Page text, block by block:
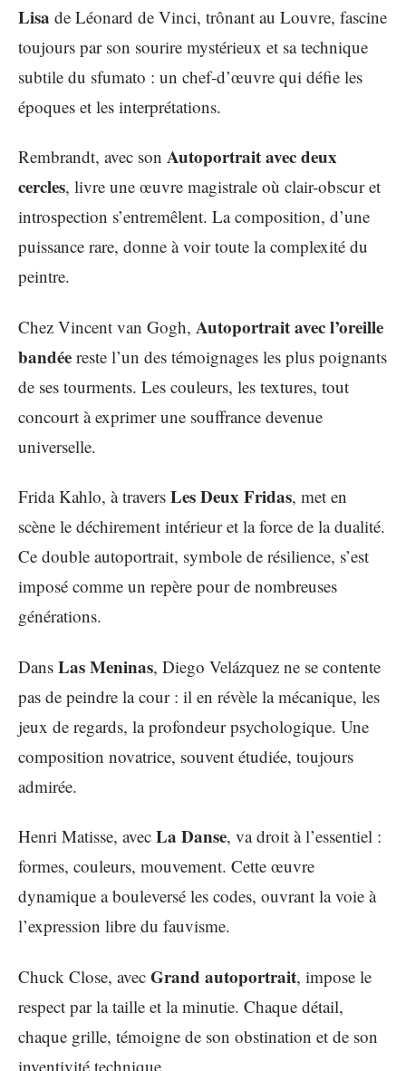
Lisa de Léonard de Vinci, trônant au Louvre, fascine
toujours par son sourire mystérieux et sa technique
subtile du sfumato : un chef-d’œuvre qui défie les
époques et les interprétations.
Rembrandt, avec son Autoportrait avec deux
cercles, livre une œuvre magistrale où clair-obscur et
introspection s’entremêlent. La composition, d’une
puissance rare, donne à voir toute la complexité du
peintre.
Chez Vincent van Gogh, Autoportrait avec l’oreille
bandée reste l’un des témoignages les plus poignants
de ses tourments. Les couleurs, les textures, tout
concourt à exprimer une souffrance devenue
universelle.
Frida Kahlo, à travers Les Deux Fridas, met en
scène le déchirement intérieur et la force de la dualité.
Ce double autoportrait, symbole de résilience, s’est
imposé comme un repère pour de nombreuses
générations.
Dans Las Meninas, Diego Velázquez ne se contente
pas de peindre la cour : il en révèle la mécanique, les
jeux de regards, la profondeur psychologique. Une
composition novatrice, souvent étudiée, toujours
admirée.
Henri Matisse, avec La Danse, va droit à l’essentiel :
formes, couleurs, mouvement. Cette œuvre
dynamique a bouleversé les codes, ouvrant la voie à
l’expression libre du fauvisme.
Chuck Close, avec Grand autoportrait, impose le
respect par la taille et la minutie. Chaque détail,
chaque grille, témoigne de son obstination et de son
inventivité technique.